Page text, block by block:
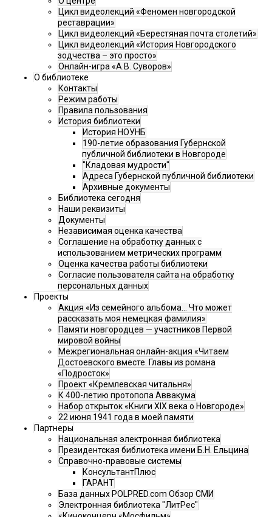
Цикл видеолекций «Феномен новгородской
реставрации»
Цикл видеолекций «Берестяная почта столетий»
Цикл видеолекций «История Новгородского
зодчества – это просто»
Онлайн-игра «А.В. Суворов»
О библиотеке
Контакты
Режим работы
Правила пользования
История библиотеки
История НОУНБ
190-летие образования Губернской
публичной библиотеки в Новгороде
"Кладовая мудрости"
Адреса Губернской публичной библиотеки
Архивные документы
Библиотека сегодня
Наши реквизиты
Документы
Независимая оценка качества
Соглашение на обработку данных с
использованием метрических программ
Оценка качества работы библиотеки
Согласие пользователя сайта на обработку
персональных данных
Проекты
Акция «Из семейного альбома... Что может
рассказать моя немецкая фамилия»
Памяти новгородцев — участников Первой
мировой войны
Межрегиональная онлайн-акция «Читаем
Достоевского вместе. Главы из романа
«Подросток»
Проект «Кремлевская читальня»
К 400-летию протопопа Аввакума
Набор открыток «Книги XIX века о Новгороде»
22 июня 1941 года в моей памяти
Партнеры
Национальная электронная библиотека
Президентская библиотека имени Б.Н. Ельцина
Справочно-правовые системы
КонсультантПлюс
ГАРАНТ
База данных POLPRED.com Обзор СМИ
Электронная библиотека "ЛитРес"